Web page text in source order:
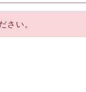
い。